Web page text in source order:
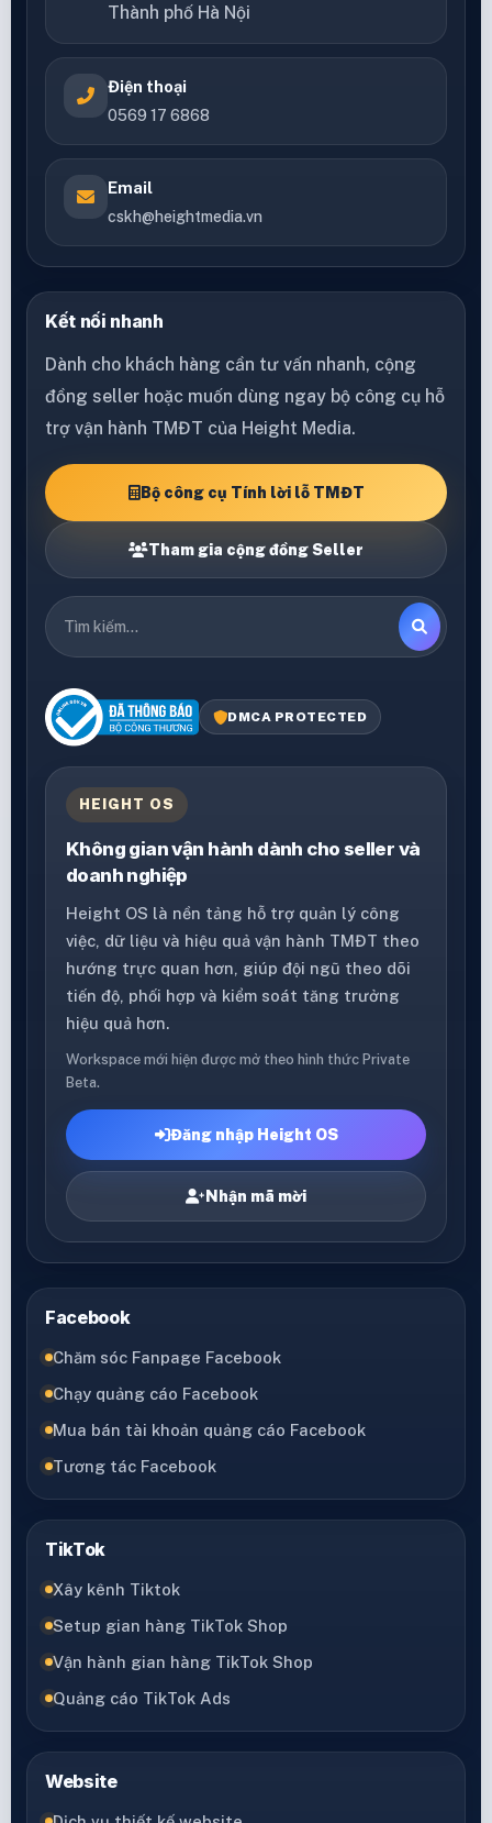
Thành phố Hà Nội
Điện thoại
0569 17 6868
Email
cskh@heightmedia.vn
Kết nối nhanh
Dành cho khách hàng cần tư vấn nhanh, cộng
đồng seller hoặc muốn dùng ngay bộ công cụ hỗ
trợ vận hành TMĐT của Height Media.
Bộ công cụ Tính lời lỗ TMĐT
Tham gia cộng đồng Seller
DMCA PROTECTED
HEIGHT OS
Không gian vận hành dành cho seller và
doanh nghiệp
Height OS là nền tảng hỗ trợ quản lý công
việc, dữ liệu và hiệu quả vận hành TMĐT theo
hướng trực quan hơn, giúp đội ngũ theo dõi
tiến độ, phối hợp và kiểm soát tăng trưởng
hiệu quả hơn.
Workspace mới hiện được mở theo hình thức Private
Beta.
Đăng nhập Height OS
Nhận mã mời
Facebook
Chăm sóc Fanpage Facebook
Chạy quảng cáo Facebook
Mua bán tài khoản quảng cáo Facebook
Tương tác Facebook
TikTok
Xây kênh Tiktok
Setup gian hàng TikTok Shop
Vận hành gian hàng TikTok Shop
Quảng cáo TikTok Ads
Website